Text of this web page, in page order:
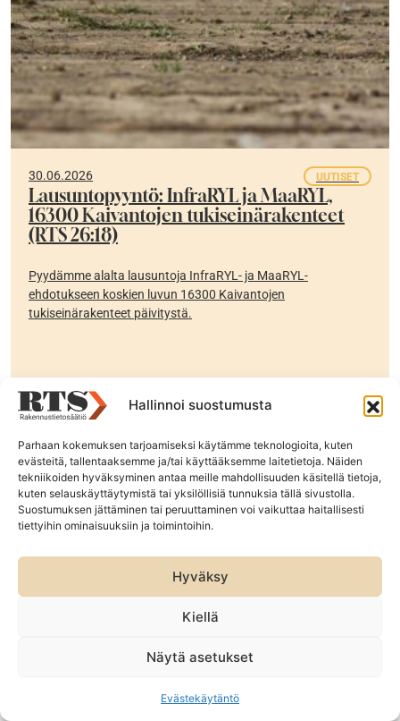
Hallinnoi suostumusta
Parhaan kokemuksen tarjoamiseksi käytämme teknologioita, kuten
evästeitä, tallentaaksemme ja/tai käyttääksemme laitetietoja. Näiden
tekniikoiden hyväksyminen antaa meille mahdollisuuden käsitellä tietoja,
kuten selauskäyttäytymistä tai yksilöllisiä tunnuksia tällä sivustolla.
Suostumuksen jättäminen tai peruuttaminen voi vaikuttaa haitallisesti
tiettyihin ominaisuuksiin ja toimintoihin.
Hyväksy
Kiellä
Näytä asetukset
Evästekäytäntö
30.06.2026 UUTISET
Lausuntopyyntö: InfraRYL ja MaaRYL,
16300 Kaivantojen tukiseinärakenteet
(RTS 26:18)
Pyydämme alalta lausuntoja InfraRYL- ja MaaRYL-
ehdotukseen koskien luvun 16300 Kaivantojen
tukiseinärakenteet päivitystä.
Lue lisää ›
Ilmiöverkosto: Muutosilmiöiden kautta